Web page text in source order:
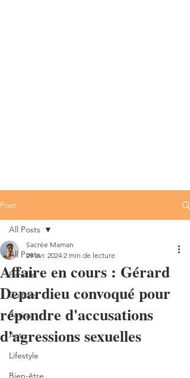
Post
All Posts
Famille
Culture
Potins
Actu
Lifestyle
Bien-être
All Posts
Affaire en cours : Gérard
Depardieu convoqué pour
répondre d'accusations
d'agressions sexuelles
Sacrée Maman
29 avr. 2024 2 min de lecture